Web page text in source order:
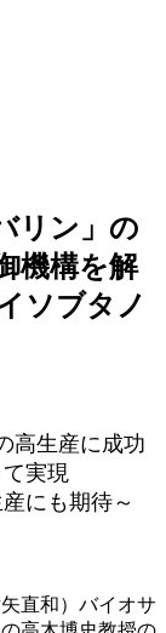
リン」の
機構を解
ソブタノ
高生産に成功
実現
にも期待～
直和）バイオサ